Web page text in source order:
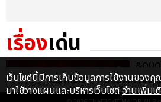
เรื่องเด่น
เพิร์ธ-
ภาพ เ
ฮอลล์ใ
เกี่ยวกับเรา ติดต่อลงโฆษ
เว็บไซต์นี้มีการเก็บข้อมูลการใช้งานของ
มาใช้วางแผนและบริหารเว็บไซต์อ่านเพิ่มเ